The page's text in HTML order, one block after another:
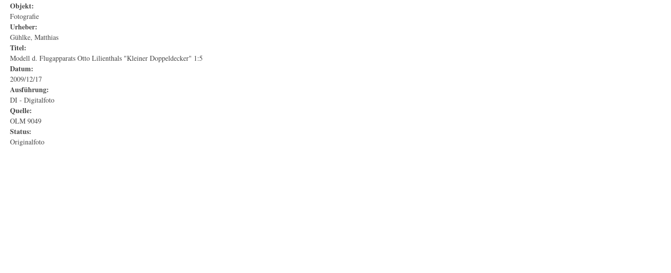
Objekt:
Fotografie
Urheber:
Gühlke, Matthias
Titel:
Modell d. Flugapparats Otto Lilienthals "Kleiner Doppeldecker" 1:5
Datum:
2009/12/17
Ausführung:
DI - Digitalfoto
Quelle:
OLM 9049
Status:
Originalfoto